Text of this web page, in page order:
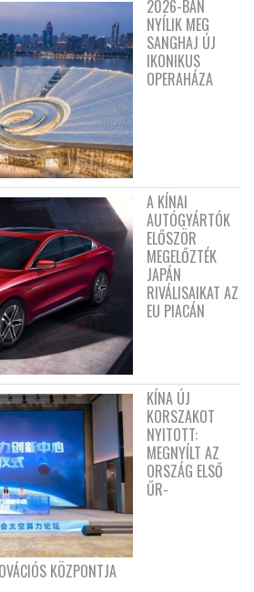
2026-BAN
NYÍLIK MEG
SANGHAJ ÚJ
IKONIKUS
OPERAHÁZA
A KÍNAI
AUTÓGYÁRTÓK
ELŐSZÖR
MEGELŐZTÉK
JAPÁN
RIVÁLISAIKAT AZ
EU PIACÁN
KÍNA ÚJ
KORSZAKOT
NYITOTT:
MEGNYÍLT AZ
ORSZÁG ELSŐ
ŰR-
KÖZPONTJA